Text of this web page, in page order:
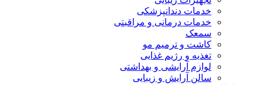
خدمات دندانپزشکی
خدمات درمانی و مراقبتی
سمعک
کاشت و ترمیم مو
تغذیه و رژیم غذایی
لوازم آرایشی و بهداشتی
سالن آرایش و زیبایی